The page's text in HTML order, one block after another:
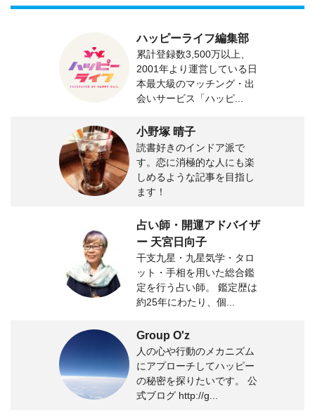
ハッピーライフ編集部
累計登録数3,500万以上、
2001年より運営している日
本最大級のマッチング・出
会いサービス「ハッピ...
小野塚 晴子
読書好きのインドア派で
す。恋に消極的な人にも楽
しめるような記事を目指し
ます！
占い師・開運アドバイザ
ー 天宮日向子
干支九星・九星気学・タロ
ット・手相を用いた総合鑑
定を行う占い師。 鑑定歴は
約25年にわたり、個...
Group O'z
人の心や行動のメカニズム
にアプローチしてハッピー
の秘密を探りたいです。 公
式ブログ http://g...